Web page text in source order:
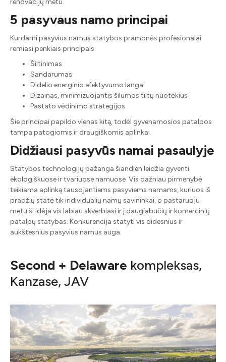
5 pasyvaus namo principai
Kurdami pasyvius namus statybos pramonės profesionalai
remiasi penkiais principais:
Šiltinimas
Sandarumas
Didelio energinio efektyvumo langai
Dizainas, minimizuojantis šilumos tiltų nuotėkius
Pastato vėdinimo strategijos
Šie principai papildo vienas kitą, todėl gyvenamosios patalpos
tampa patogiomis ir draugiškomis aplinkai.
Didžiausi pasyvūs namai pasaulyje
Statybos technologijų pažanga šiandien leidžia gyventi
ekologiškuose ir tvariuose namuose. Vis dažniau pirmenybė
teikiama aplinką tausojantiems pasyviems namams, kuriuos iš
pradžių statė tik individualių namų savininkai, o pastaruoju
metu ši idėja vis labiau skverbiasi ir į daugiabučių ir komercinių
patalpų statybas. Konkurencija statyti vis didesnius ir
aukštesnius pasyvius namus auga.
Second + Delaware kompleksas,
Kanzase, JAV